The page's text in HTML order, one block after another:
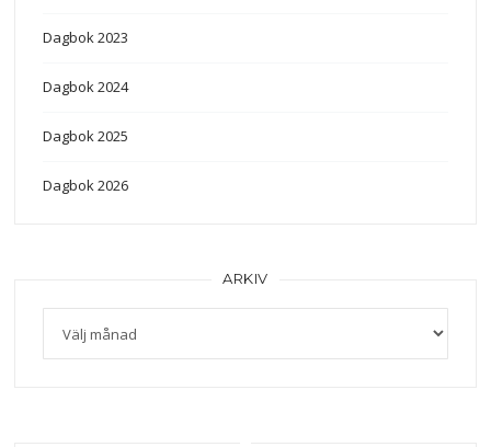
Dagbok 2023
Dagbok 2024
Dagbok 2025
Dagbok 2026
ARKIV
Arkiv